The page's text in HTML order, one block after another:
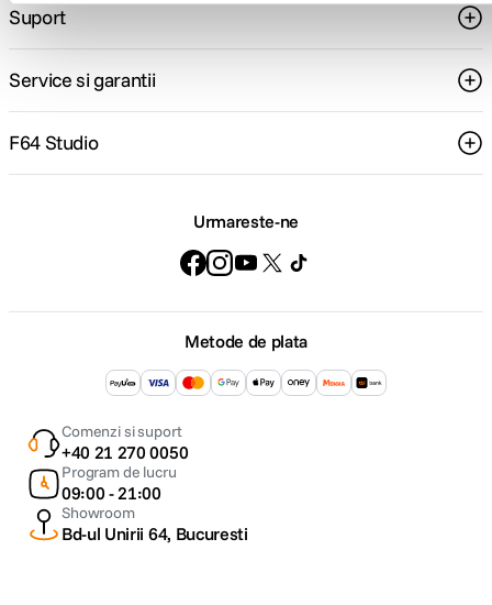
Suport
Service si garantii
F64 Studio
Urmareste-ne
Metode de plata
Comenzi si suport
+40 21 270 0050
Program de lucru
09:00 - 21:00
Showroom
Bd-ul Unirii 64, Bucuresti